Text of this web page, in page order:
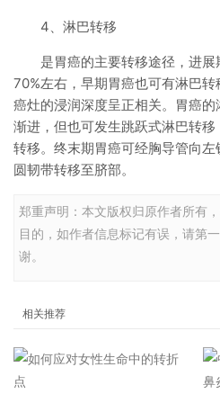
4、淋巴转移
是胃癌的主要转移途径，进
70%左右，早期胃癌也可有淋巴
癌灶的浸润深度呈正相关。胃癌
渐进，但也可发生跳跃式淋巴转
转移。终末期胃癌可经胸导管向
圆韧带转移至脐部。
郑重声明：本文版权归原作者所有
目的，如作者信息标记有误，请第
谢。
相关推荐